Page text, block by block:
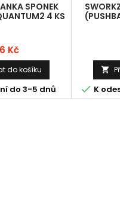
SPONEK
4 KS
Kč
do košíku
do 3-5 dnů

 K